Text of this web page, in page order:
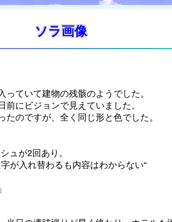
ソラ画像
ていて建物の残骸のようでした。
にビジョンで見えていました。
のですが、全く同じ形と色でした。
ュが2回あり。
が入れ替わるも内容はわからない“